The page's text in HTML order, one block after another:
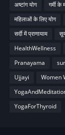
अष्टांग योग गर्मी के
महिलाओं के लिए योग
सर्दी में प्राणायाम
HealthWellness
Pranayama
Ujjayi
Women
YogaForThyroid